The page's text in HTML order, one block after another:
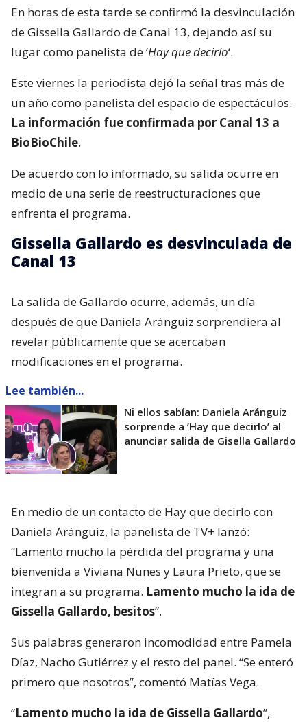
En horas de esta tarde se confirmó la desvinculación
de Gissella Gallardo de Canal 13, dejando así su
lugar como panelista de ‘Hay que decirlo‘.
Este viernes la periodista dejó la señal tras más de
un año como panelista del espacio de espectáculos.
La información fue confirmada por Canal 13 a
BioBioChile.
De acuerdo con lo informado, su salida ocurre en
medio de una serie de reestructuraciones que
enfrenta el programa.
Gissella Gallardo es desvinculada de
Canal 13
La salida de Gallardo ocurre, además, un día
después de que Daniela Aránguiz sorprendiera al
revelar públicamente que se acercaban
modificaciones en el programa.
Lee también...
Ni ellos sabían: Daniela Aránguiz
sorprende a ’Hay que decirlo’ al
anunciar salida de Gisella Gallardo
En medio de un contacto de Hay que decirlo con
Daniela Aránguiz, la panelista de TV+ lanzó:
“Lamento mucho la pérdida del programa y una
bienvenida a Viviana Nunes y Laura Prieto, que se
integran a su programa. Lamento mucho la ida de
Gissella Gallardo, besitos”.
Sus palabras generaron incomodidad entre Pamela
Díaz, Nacho Gutiérrez y el resto del panel. “Se enteró
primero que nosotros”, comentó Matías Vega.
“Lamento mucho la ida de Gissella Gallardo”,